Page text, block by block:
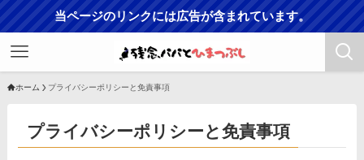
当ページのリンクには広告が含まれています。
ホーム プライバシーポリシーと免責事項
プライバシーポリシーと免責事項